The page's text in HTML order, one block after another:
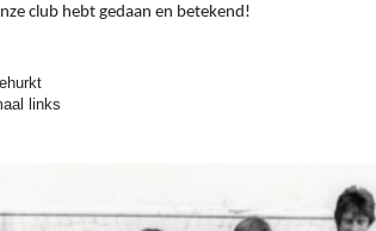
club hebt gedaan en betekend!
links